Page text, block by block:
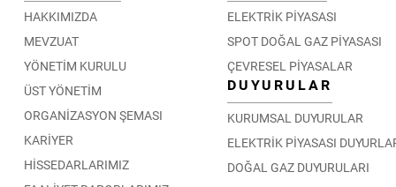
HAKKIMIZDA
MEVZUAT
YÖNETİM KURULU
ÜST YÖNETİM
ORGANİZASYON ŞEMASI
KARİYER
HİSSEDARLARIMIZ
ELEKTRİK PİYASASI
SPOT DOĞAL GAZ PİYASASI
ÇEVRESEL PİYASALAR
DUYURULAR
KURUMSAL DUYURULAR
ELEKTRİK PİYASASI
DOĞAL GAZ DUYURULARI